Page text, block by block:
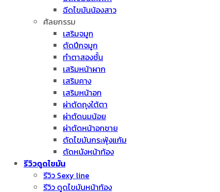
ฉีดไขมันน้องสาว
ศัลยกรรม
เสริมจมูก
ตัดปีกจมูก
ทำตาสองชั้น
เสริมหน้าผาก
เสริมคาง
เสริมหน้าอก
ผ่าตัดถุงใต้ตา
ผ่าตัดนมน้อย
ผ่าตัดหน้าอกชาย
ตัดไขมันกระพุ้งแก้ม
ตัดหนังหน้าท้อง
รีวิวดูดไขมัน
รีวิว Sexy line
รีวิว ดูดไขมันหน้าท้อง